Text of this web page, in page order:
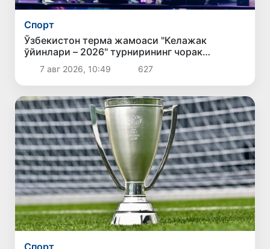
Спорт
Ўзбекистон терма жамоаси "Келажак
ўйинлари – 2026" турнирининг чорак
финалига йўл олди
7 авг 2026, 10:49 627
Спорт